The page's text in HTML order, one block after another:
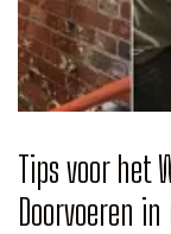
Tips voor het
Doorvoeren